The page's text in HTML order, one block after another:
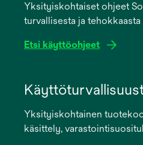
Yksityiskohtaiset ohjeet
turvallisesta ja
Etsi käyttöohjeet
newYksityiskohtainen
käsittely,